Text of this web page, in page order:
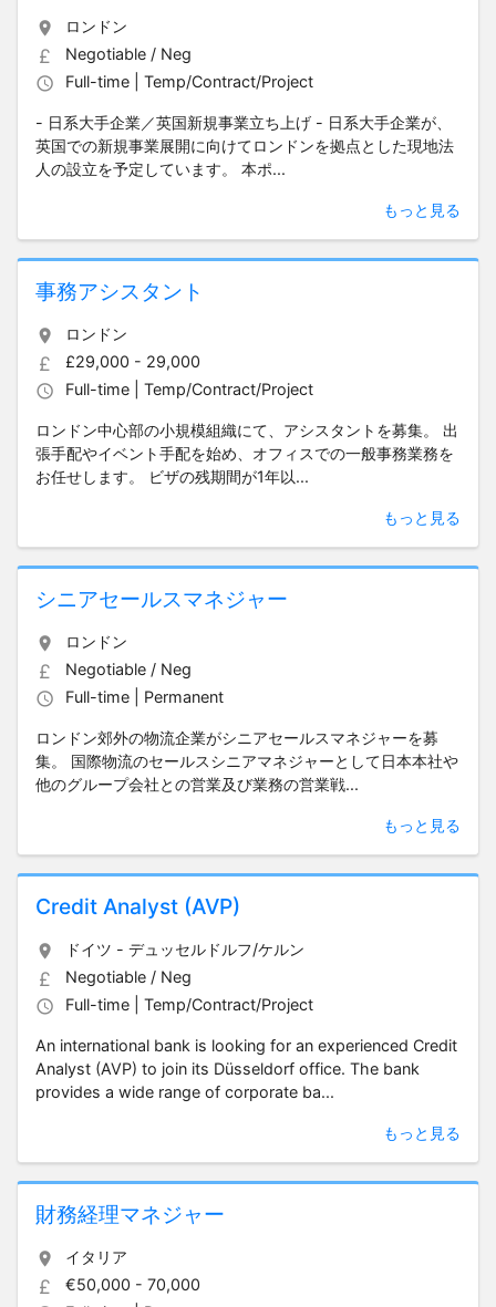
ロンドン
Negotiable / Neg
Full-time | Temp/Contract/Project
- 日系大手企業／英国新規事業立ち上げ - 日系大手企業が、
英国での新規事業展開に向けてロンドンを拠点とした現地法
人の設立を予定しています。 本ポ...
もっと見る
事務アシスタント
ロンドン
£29,000 - 29,000
Full-time | Temp/Contract/Project
ロンドン中心部の小規模組織にて、アシスタントを募集。 出
張手配やイベント手配を始め、オフィスでの一般事務業務を
お任せします。 ビザの残期間が1年以...
もっと見る
シニアセールスマネジャー
ロンドン
Negotiable / Neg
Full-time | Permanent
ロンドン郊外の物流企業がシニアセールスマネジャーを募
集。 国際物流のセールスシニアマネジャーとして日本本社や
他のグループ会社との営業及び業務の営業戦...
もっと見る
Credit Analyst (AVP)
ドイツ - デュッセルドルフ/ケルン
Negotiable / Neg
Full-time | Temp/Contract/Project
An international bank is looking for an experienced Credit
Analyst (AVP) to join its Düsseldorf office. The bank
provides a wide range of corporate ba...
もっと見る
財務経理マネジャー
イタリア
€50,000 - 70,000